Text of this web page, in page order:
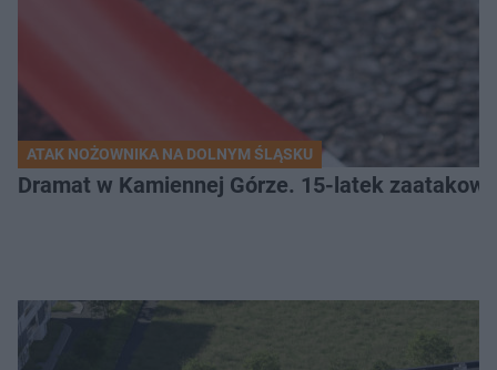
ATAK NOŻOWNIKA NA DOLNYM ŚLĄSKU
Dramat w Kamiennej Górze. 15-latek